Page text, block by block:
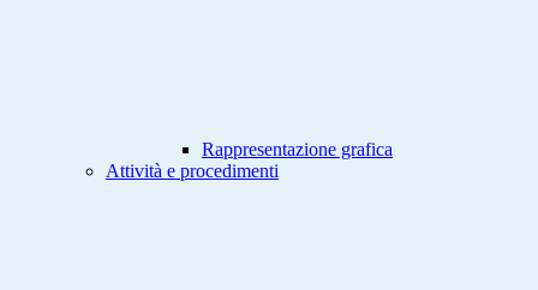
Rappresentazione grafica
Attività e procedimenti